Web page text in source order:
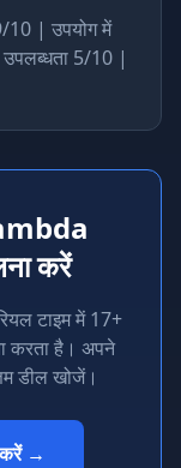
10 | उपयोग में
5/10 |
करें
टाइम में 17+
करता है। अपने
डील खोजें।
करें →